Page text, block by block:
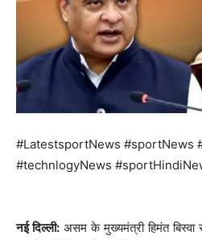
#LatestsportNews #sportNews
#technlogyNews
नई दिल्ली: असम के मुख्यमंत्री हिमंत